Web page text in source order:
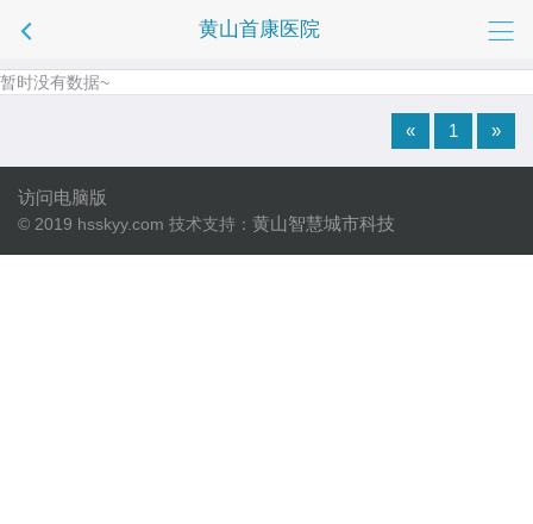
黄山首康医院
暂时没有数据~
« 1 »
访问电脑版
© 2019 hsskyy.com 技术支持： 黄山智慧城市科技